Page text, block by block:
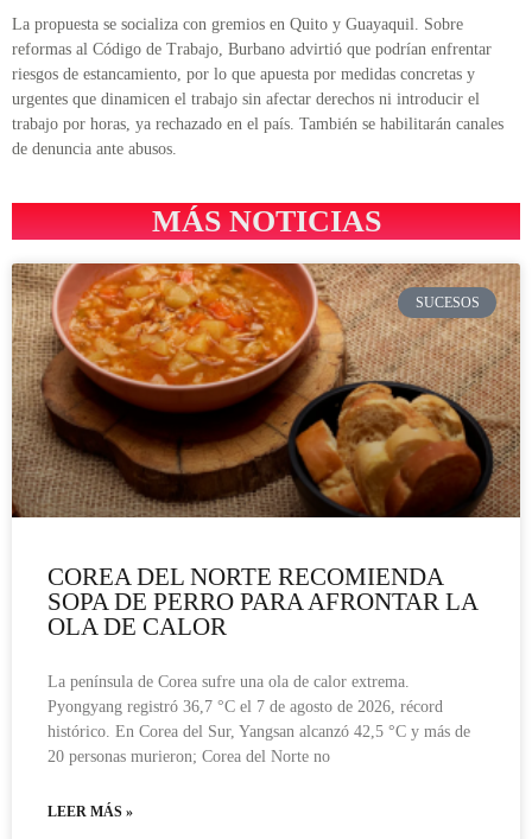
La propuesta se socializa con gremios en Quito y Guayaquil. Sobre
reformas al Código de Trabajo, Burbano advirtió que podrían enfrentar
riesgos de estancamiento, por lo que apuesta por medidas concretas y
urgentes que dinamicen el trabajo sin afectar derechos ni introducir el
trabajo por horas, ya rechazado en el país. También se habilitarán canales
de denuncia ante abusos.
MÁS NOTICIAS
SUCESOS
COREA DEL NORTE RECOMIENDA
SOPA DE PERRO PARA AFRONTAR LA
OLA DE CALOR
La península de Corea sufre una ola de calor extrema.
Pyongyang registró 36,7 °C el 7 de agosto de 2026, récord
histórico. En Corea del Sur, Yangsan alcanzó 42,5 °C y más de
20 personas murieron; Corea del Norte no
LEER MÁS »